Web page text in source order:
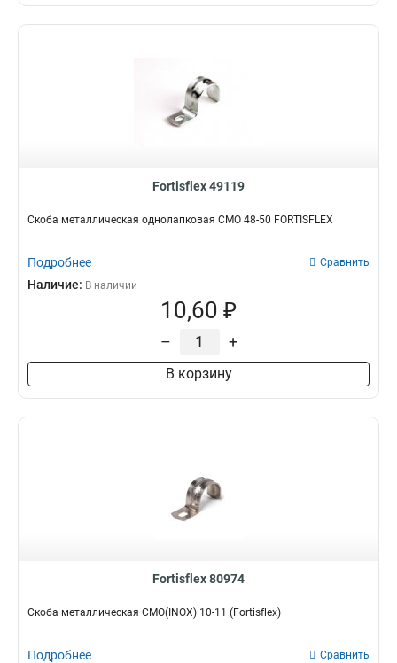
Fortisflex 49119
Скоба металлическая однолапковая СМО 48-50 FORTISFLEX
Подробнее Сравнить
Наличие: В наличии
10,60 ₽
– +
В корзину
Fortisflex 80974
Скоба металлическая СМО(INOX) 10-11 (Fortisflex)
Подробнее Сравнить